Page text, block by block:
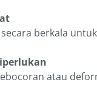
berkala
atau